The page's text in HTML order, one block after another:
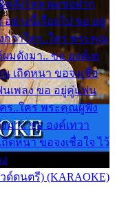
ลั่งไหล ผมขอฝาก
อย่างนี้เรื่อยไป ขอ อยู่
กว่าใคร..ใคร พระคุณ
มดังมา.. ขอ องค์เท
เถิดหนา ขอจงเชื่อ
นเพลง ขอ อยู่คู่แฟน
คร..ใคร พระคุณผู้ฟัง
มา.. ขอ องค์เทวา
หนา ขอจงเชื่อใจ ไว้
ด์ดนตรี) (KARAOKE)